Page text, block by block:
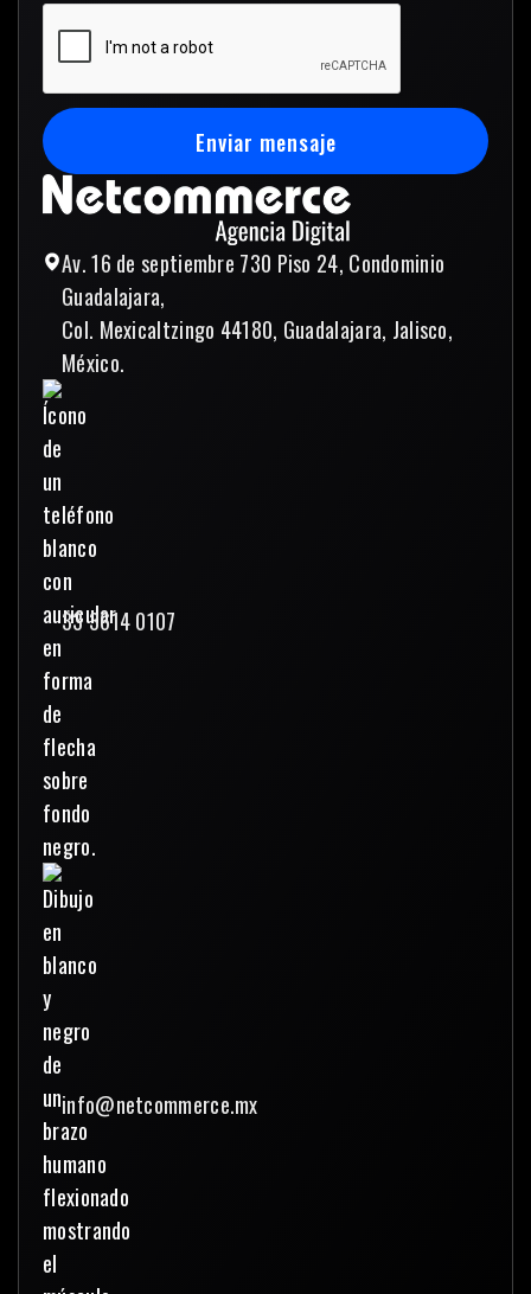
Av. 16 de septiembre 730 Piso 24, Condominio
Guadalajara,
Col. Mexicaltzingo 44180, Guadalajara, Jalisco,
México.
33 3614 0107
info@netcommerce.mx
Enviar mensaje
Enviar mensaje